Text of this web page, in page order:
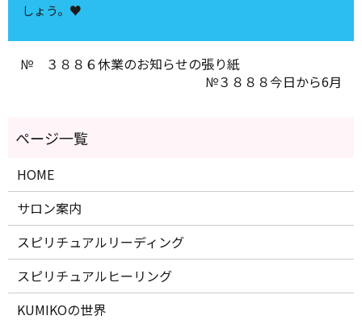
しょう。♥
№ ３８８６休業のお知らせの張り紙
№３８８８今日から6月
HOME
サロン案内
スピリチュアルリーディング
スピリチュアルヒーリング
KUMIKOの世界